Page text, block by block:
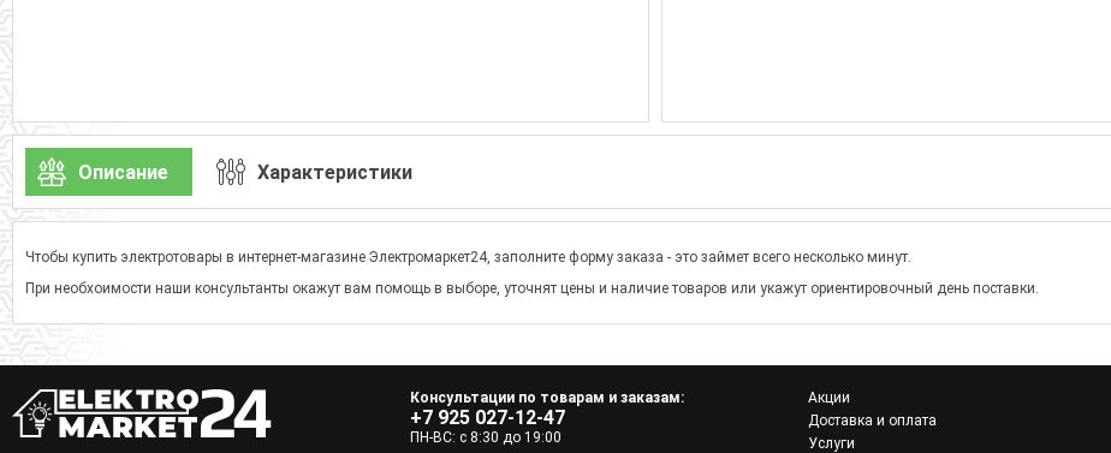
Описание Характеристики
Чтобы купить электротовары в интернет-магазине Электромаркет24, заполните форму заказа - это займет всего несколько минут.
При необхоимости наши консультанты окажут вам помощь в выборе, уточнят цены и наличие товаров или укажут ориентировочный день поставки.
Консультации по товарам и заказам:
+7 925 027-12-47
ПН-ВС: с 8:30 до 19:00
Акции
Доставка и оплата
Услуги